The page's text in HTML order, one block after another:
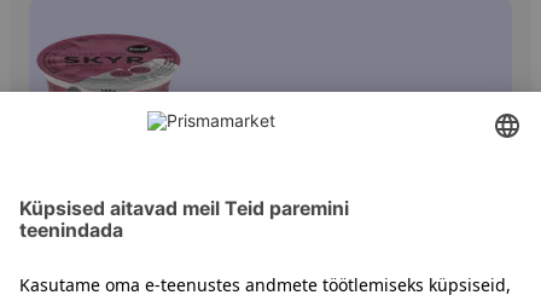
Maitsestatud jogurtid